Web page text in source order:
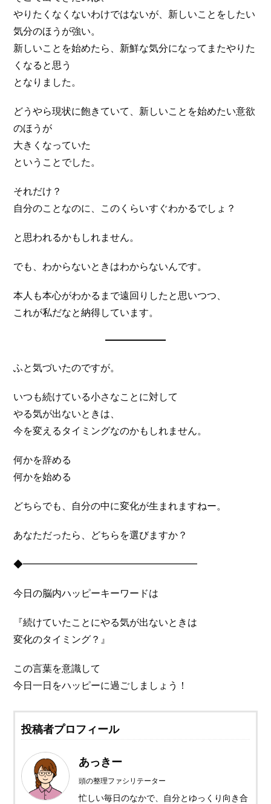
やりたくなくないわけではないが、新しいことをしたい
気分のほうが強い。
新しいことを始めたら、新鮮な気分になってまたやりた
くなると思う
となりました。
どうやら現状に飽きていて、新しいことを始めたい意欲
のほうが
大きくなっていた
ということでした。
それだけ？
自分のことなのに、このくらいすぐわかるでしょ？
と思われるかもしれません。
でも、わからないときはわからないんです。
本人も本心がわかるまで遠回りしたと思いつつ、
これが私だなと納得しています。
ふと気づいたのですが。
いつも続けている小さなことに対して
やる気が出ないときは、
今を変えるタイミングなのかもしれません。
何かを辞める
何かを始める
どちらでも、自分の中に変化が生まれますねー。
あなただったら、どちらを選びますか？
◆━━━━━━━━━━━━━━━━━━
今日の脳内ハッピーキーワードは
『続けていたことにやる気が出ないときは
変化のタイミング？』
この言葉を意識して
今日一日をハッピーに過ごしましょう！
投稿者プロフィール
あっきー
頭の整理ファシリテーター
忙しい毎日のなかで、自分とゆっくり向き合